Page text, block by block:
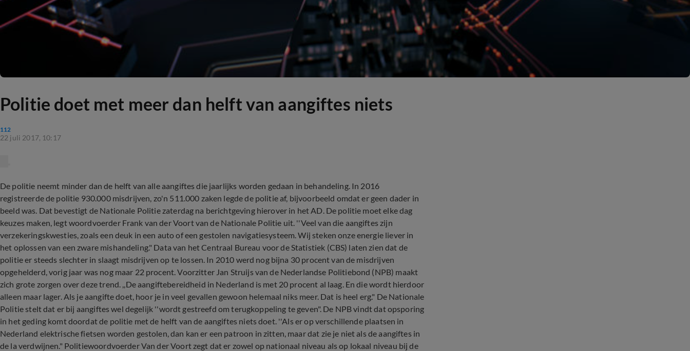
Politie doet met meer dan helft van aangiftes niets
112
22 juli 2017, 10:17
De politie neemt minder dan de helft van alle aangiftes die jaarlijks worden gedaan in behandeling. In 2016
registreerde de politie 930.000 misdrijven, zo'n 511.000 zaken legde de politie af, bijvoorbeeld omdat er geen dader in
beeld was. Dat bevestigt de Nationale Politie zaterdag na berichtgeving hierover in het AD. De politie moet elke dag
keuzes maken, legt woordvoerder Frank van der Voort van de Nationale Politie uit. ''Veel van die aangiftes zijn
verzekeringskwesties, zoals een deuk in een auto of een gestolen navigatiesysteem. Wij steken onze energie liever in
het oplossen van een zware mishandeling." Data van het Centraal Bureau voor de Statistiek (CBS) laten zien dat de
politie er steeds slechter in slaagt misdrijven op te lossen. In 2010 werd nog bijna 30 procent van de misdrijven
opgehelderd, vorig jaar was nog maar 22 procent. Voorzitter Jan Struijs van de Nederlandse Politiebond (NPB) maakt
zich grote zorgen over deze trend. ,,De aangiftebereidheid in Nederland is met 20 procent al laag. En die wordt hierdoor
alleen maar lager. Als je aangifte doet, hoor je in veel gevallen gewoon helemaal niks meer. Dat is heel erg." De Nationale
Politie stelt dat er bij aangiftes wel degelijk ''wordt gestreefd om terugkoppeling te geven". De NPB vindt dat opsporing
in het geding komt doordat de politie met de helft van de aangiftes niets doet. ''Als er op verschillende plaatsen in
Nederland elektrische fietsen worden gestolen, dan kan er een patroon in zitten, maar dat zie je niet als de aangiftes in
de la verdwijnen." Politiewoordvoerder Van der Voort zegt dat er zowel op nationaal niveau als op lokaal niveau bij de